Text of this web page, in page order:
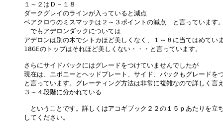
１～２はＤ－１８
ダークグレイのラインが入っていると減点
ベアクロウのミスマッチは２～３ポイントの減点　と言っています
でもアデロンダックについては
アデロンは別の木でシトカほど美しくなく、１～８に当てはめてい
18GEのトップはそれほど美しくない・・・と言っています。
さらにサイドバックにはグレードをつけていませんでしたが
現在は、エボニーとヘッドプレート、サイド、バックもグレードを
と言っています。グレーティング方法は非常に複雑なので詳しく言
３～４段階に分かれている
ということです。詳しくはアコギブック２２の１５ｐあたりを立
してください。